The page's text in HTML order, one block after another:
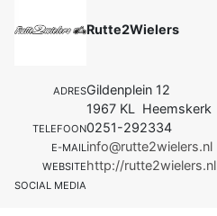
Rutte2Wielers
ADRESGildenplein 12
1967 KL Heemskerk
TELEFOON0251-292334
E-MAILinfo@rutte2wielers.nl
WEBSITEhttp://rutte2wielers.nl
SOCIAL MEDIA